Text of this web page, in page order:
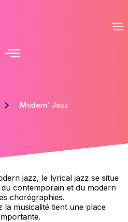
Modern' Jazz
jazz, le lyrical jazz se situe
contemporain et du modern
chorégraphies.
la musicalité tient une place